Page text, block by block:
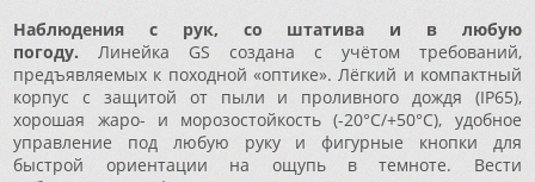
Наблюдения с рук, со штатива и в любую
погоду. Линейка GS создана с учётом требований,
предъявляемых к походной «оптике». Лёгкий и компактный
корпус с защитой от пыли и проливного дождя (IP65),
хорошая жаро- и морозостойкость (-20°C/+50°C), удобное
управление под любую руку и фигурные кнопки для
быстрой ориентации на ощупь в темноте. Вести